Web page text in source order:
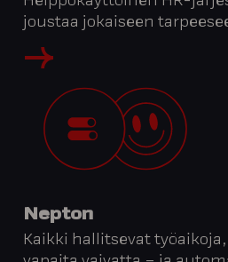
joustaa jokaiseen
Nepton
Kaikki hallitsevat